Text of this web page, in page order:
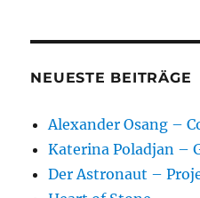
NEUESTE BEITRÄGE
Alexander Osang –
Katerina Poladjan –
Der Astronaut –